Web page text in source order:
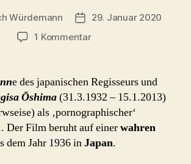
Würdemann Beitragsdatum
29. Januar 2020
1 Kommentarzu
der
Sinne
(Nagisa
Ōshima
1976)
e des japanischen Regisseurs und
Ōshima(31.3.1932 – 15.1.2013)
als ‚pornographischer‘
Der Film beruht auf einerwahren
dem Jahr 1936 inJapan.